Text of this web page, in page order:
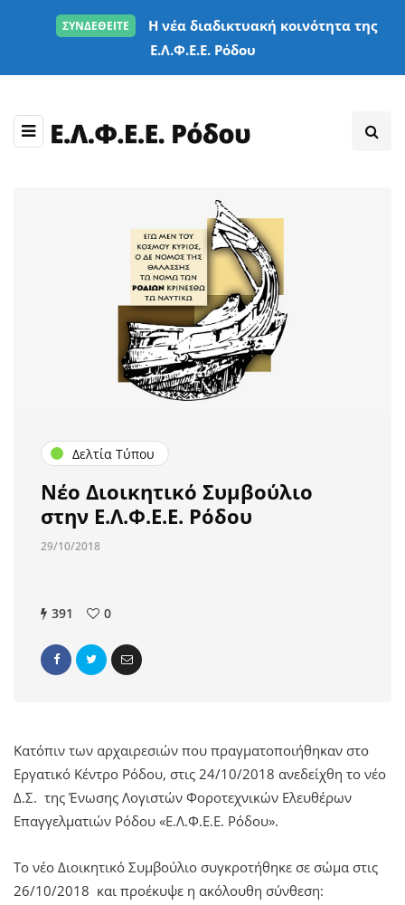
ΣΥΝΔΕΘΕΙΤΕ
Η νέα διαδικτυακή κοινότητα της
Ε.Λ.Φ.Ε.Ε. Ρόδου
Δελτία Τύπου
Νέο Διοικητικό Συμβούλιο
στην Ε.Λ.Φ.Ε.Ε. Ρόδου
29/10/2018
391 0
Κατόπιν των αρχαιρεσιών που πραγματοποιήθηκαν στο
Εργατικό Κέντρο Ρόδου, στις 24/10/2018 ανεδείχθη το νέο
Δ.Σ. της Ένωσης Λογιστών Φοροτεχνικών Ελευθέρων
Επαγγελματιών Ρόδου «Ε.Λ.Φ.Ε.Ε. Ρόδου».
Το νέο Διοικητικό Συμβούλιο συγκροτήθηκε σε σώμα στις
26/10/2018 και προέκυψε η ακόλουθη σύνθεση: